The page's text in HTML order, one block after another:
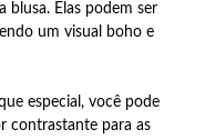
blusa. Elas podem ser
um visual boho e
especial, você pode
contrastante para as